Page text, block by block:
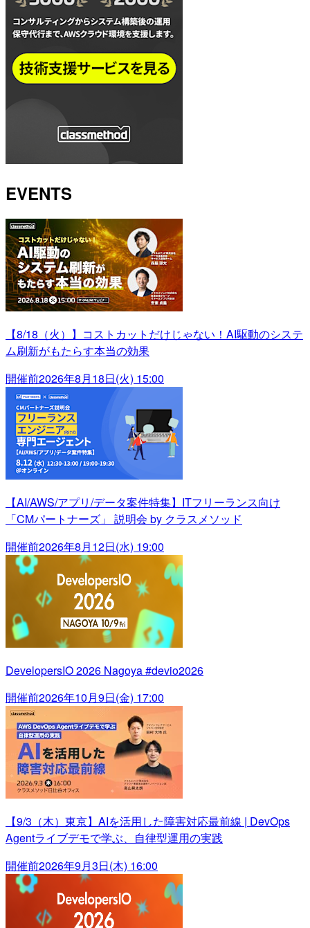
EVENTS
【8/18（火）】コストカットだけじゃない！AI駆動のシステ
ム刷新がもたらす本当の効果
開催前2026年8月18日(火) 15:00
【AI/AWS/アプリ/データ案件特集】ITフリーランス向け
「CMパートナーズ」 説明会 by クラスメソッド
開催前2026年8月12日(水) 19:00
DevelopersIO 2026 Nagoya #devio2026
開催前2026年10月9日(金) 17:00
【9/3（木）東京】AIを活用した障害対応最前線 | DevOps
Agentライブデモで学ぶ、自律型運用の実践
開催前2026年9月3日(木) 16:00